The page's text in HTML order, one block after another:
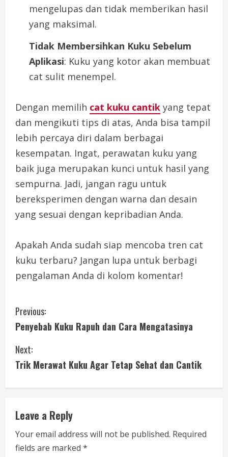
mengelupas dan tidak memberikan hasil
yang maksimal.
Tidak Membersihkan Kuku Sebelum
Aplikasi: Kuku yang kotor akan membuat
cat sulit menempel.
Dengan memilih cat kuku cantik yang tepat
dan mengikuti tips di atas, Anda bisa tampil
lebih percaya diri dalam berbagai
kesempatan. Ingat, perawatan kuku yang
baik juga merupakan kunci untuk hasil yang
sempurna. Jadi, jangan ragu untuk
bereksperimen dengan warna dan desain
yang sesuai dengan kepribadian Anda.
Apakah Anda sudah siap mencoba tren cat
kuku terbaru? Jangan lupa untuk berbagi
pengalaman Anda di kolom komentar!
C
o
n
n
u
Previous:
Penyebab Kuku Rapuh dan Cara Mengatasinya
Next:
Trik Merawat Kuku Agar Tetap Sehat dan Cantik
Leave a Reply
Your email address will not be published. Required
fields are marked *